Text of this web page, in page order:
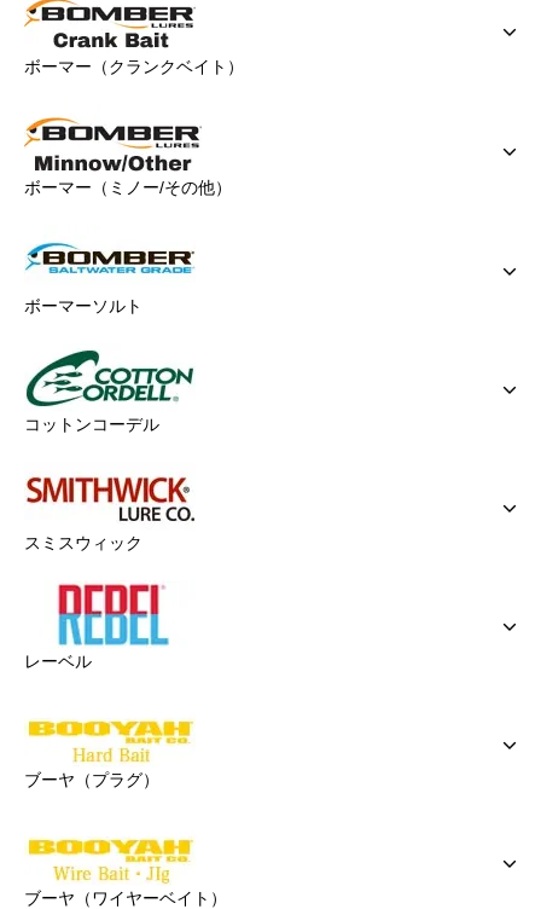
ボーマー（クランクベイト）
ボーマー（ミノー/その他）
ボーマーソルト
コットンコーデル
スミスウィック
レーベル
ブーヤ（プラグ）
ブーヤ（ワイヤーベイト）